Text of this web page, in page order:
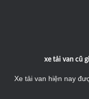
xe tải van cũ
Xe tải van hiện nay